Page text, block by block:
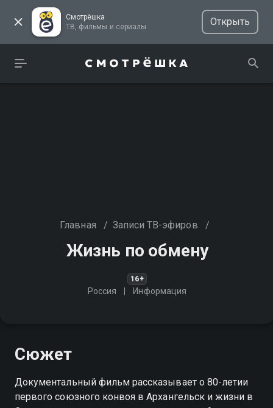
Смотрёшка
ТВ, фильмы и сериалы
Открыть
Главная / Записи ТВ-эфиров /
Жизнь по обмену
16+
Россия Информация
Сюжет
Документальный фильм рассказывает о 80-летии
первого союзного конвоя в Архангельск и жизни в